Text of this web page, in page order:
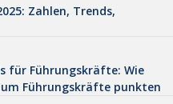
Zahlen, Trends,
für Führungskräfte: Wie
Führungskräfte punkten